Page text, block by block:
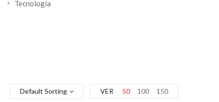
Tecnología
Default Sorting VER 50 100 150